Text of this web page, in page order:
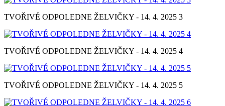
TVOŘIVÉ ODPOLEDNE ŽELVIČKY - 14. 4. 2025 3
TVOŘIVÉ ODPOLEDNE ŽELVIČKY - 14. 4. 2025 4
TVOŘIVÉ ODPOLEDNE ŽELVIČKY - 14. 4. 2025 5